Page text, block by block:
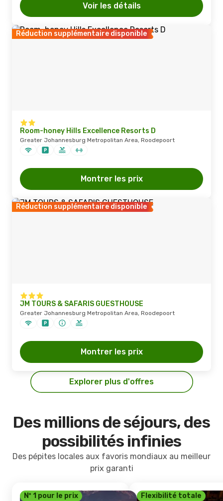
Voir les détails
Réduction supplémentaire disponible
Room-honey Hills Excellence Resorts D
Greater Johannesburg Metropolitan Area, Roodepoort
Montrer les prix
Réduction supplémentaire disponible
JM TOURS & SAFARIS GUESTHOUSE
Greater Johannesburg Metropolitan Area, Roodepoort
Montrer les prix
Explorer plus d'offres
Des millions de séjours, des
possibilités infinies
Des pépites locales aux favoris mondiaux au meilleur
prix garanti
Nº 1 pour le prix Flexibilité totale